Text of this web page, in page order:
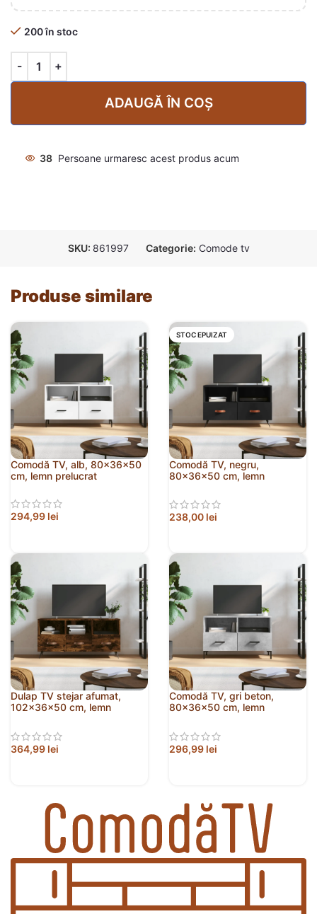
200 în stoc
ADAUGĂ ÎN COȘ
38 Persoane urmaresc acest produs acum
SKU: 861997 Categorie: Comode tv
Produse similare
Comodă TV, alb, 80x36x50
cm, lemn prelucrat
294,99 lei
STOC EPUIZAT
Comodă TV, negru,
80x36x50 cm, lemn
238,00 lei
Dulap TV stejar afumat,
102x36x50 cm, lemn
364,99 lei
Comodă TV, gri beton,
80x36x50 cm, lemn
296,99 lei